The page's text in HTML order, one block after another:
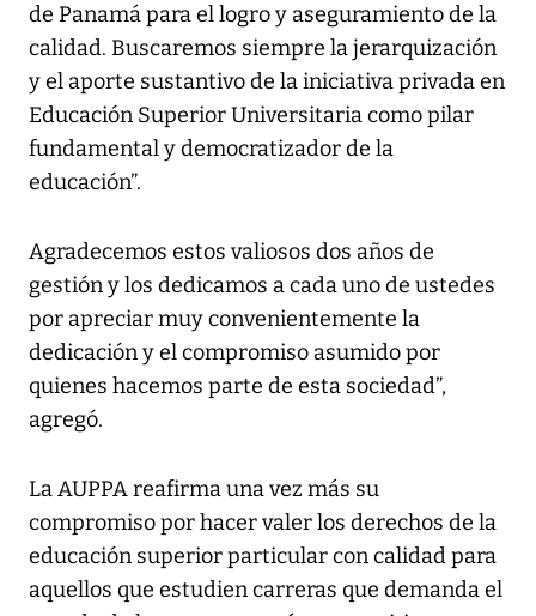
de Panamá para el logro y aseguramiento de la
calidad. Buscaremos siempre la jerarquización
y el aporte sustantivo de la iniciativa privada en
Educación Superior Universitaria como pilar
fundamental y democratizador de la
educación”.
Agradecemos estos valiosos dos años de
gestión y los dedicamos a cada uno de ustedes
por apreciar muy convenientemente la
dedicación y el compromiso asumido por
quienes hacemos parte de esta sociedad”,
agregó.
La AUPPA reafirma una vez más su
compromiso por hacer valer los derechos de la
educación superior particular con calidad para
aquellos que estudien carreras que demanda el